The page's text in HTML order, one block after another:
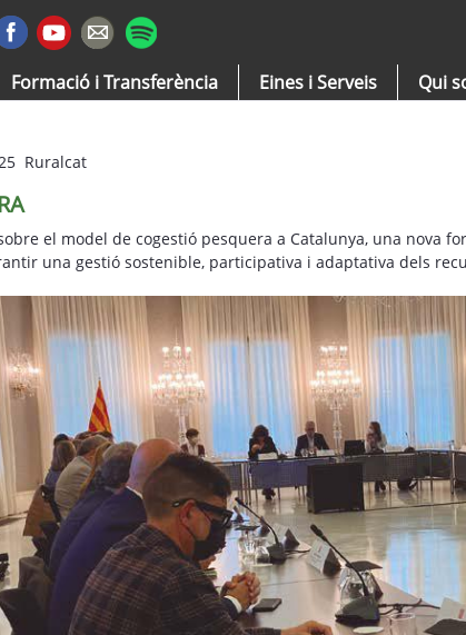
Formació i Transferència Eines i Serveis Qui
Ruralcat
el model de cogestió pesquera a Catalunya, una nova
una gestió sostenible, participativa i adaptativa dels